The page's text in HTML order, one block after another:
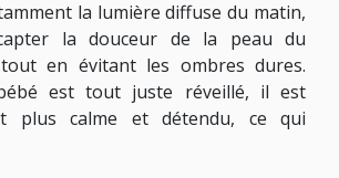
la lumière diffuse du matin,
la douceur de la peau du
en évitant les ombres dures.
est tout juste réveillé, il est
plus calme et détendu, ce qui